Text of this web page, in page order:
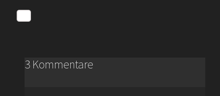
3 Kommentare